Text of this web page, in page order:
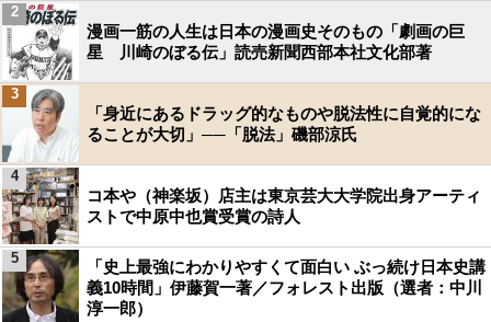
漫画一筋の人生は日本の漫画史そのもの「劇画の巨
星 川崎のぼる伝」読売新聞西部本社文化部著
2
「身近にあるドラッグ的なものや脱法性に自覚的にな
ることが大切」──「脱法」磯部涼氏
3
コ本や（神楽坂）店主は東京芸大大学院出身アーティ
ストで中原中也賞受賞の詩人
4
「史上最強にわかりやすくて面白い ぶっ続け日本史講
義10時間」伊藤賀一著／フォレスト出版（選者：中川
淳一郎）
5